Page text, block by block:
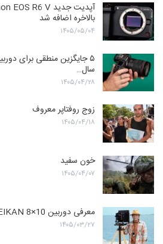
بالاخره اضافه شد
۱۴۰۵/۰۵/۰۴
۵ جایگزین منطقی برای
سال…
۱۴۰۵/۰۴/۲۸
زوج روفتاپر معروف
۱۴۰۵/۰۴/۱۸
خون سفید
۱۴۰۵/۰۴/۰۷
معرفی دوربین ONDU EIKAN 8×10
۱۴۰۵/۰۳/۲۷